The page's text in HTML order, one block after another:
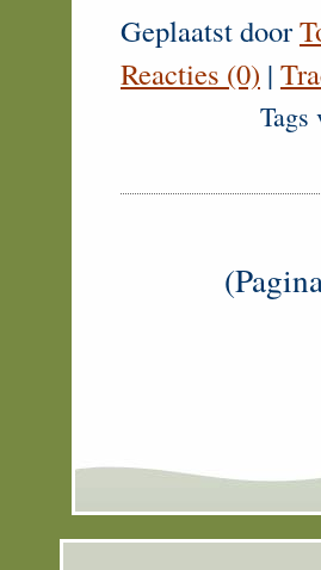
Geplaatst door
Reacties (0) |
Tags